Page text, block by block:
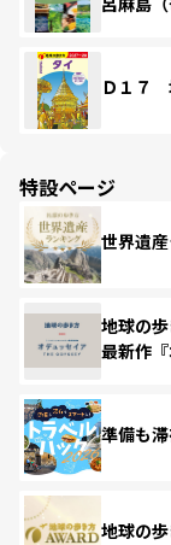
Ｄ１７
特設ページ
世界遺
地球の
最新作『
準備も
地球の